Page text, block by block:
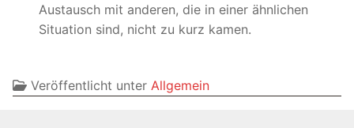
Austausch mit anderen, die in einer ähnlichen
Situation sind, nicht zu kurz kamen.
Veröffentlicht unter Allgemein